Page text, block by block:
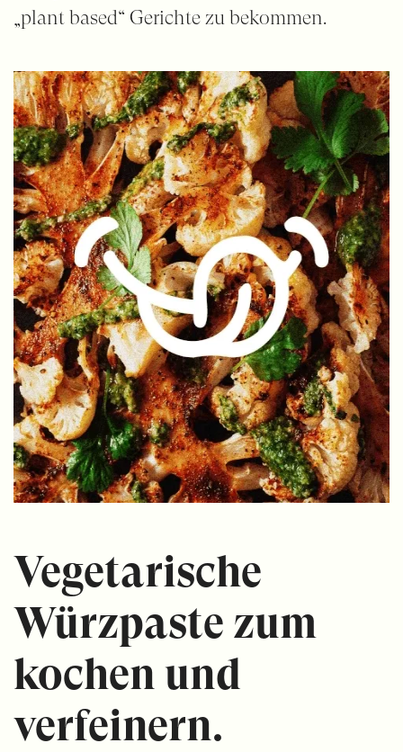
„plant based“ Gerichte zu bekommen.
Vegetarische
Würzpaste zum
kochen und
verfeinern.